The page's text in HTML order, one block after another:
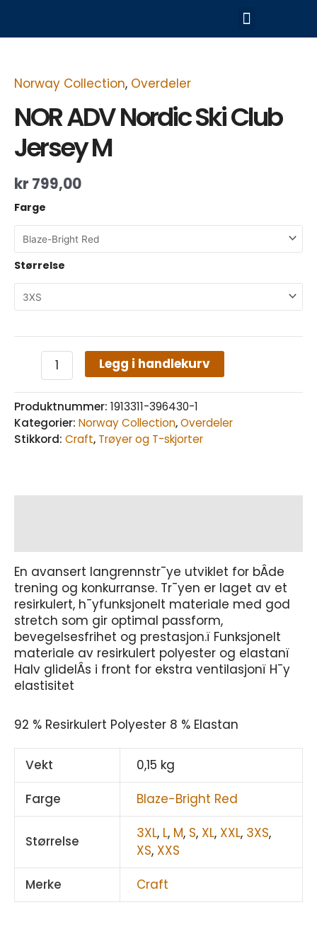
til
Meny
Norway Collection, Overdeler
NOR ADV Nordic Ski Club
Jersey M
kr 799,00
Farge
Størrelse
Ski
Jersey
M
Legg i handlekurv
Produktnummer: 1913311-396430-1
Kategorier: Norway Collection,Overdeler
Stikkord: Craft, Trøyer og T-skjorter
En avansert langrennstr¯ye utviklet for bÂde
trening og konkurranse. Tr¯yen er laget av et
resirkulert, h¯yfunksjonelt materiale med god
stretch som gir optimal passform,
bevegelsesfrihet og prestasjon.ï Funksjonelt
materiale av resirkulert polyester og elastanï
Halv glidelÂs i front for ekstra ventilasjonï H¯y
elastisitet
92 % Resirkulert Polyester 8 % Elastan
Vekt
0,15 kg
Farge
Blaze-Bright Red
Størrelse 3XL, L, M, S, XL, XXL, 3XS,
XS, XXS
Merke
Craft